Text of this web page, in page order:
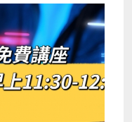
Learning的知識時，
會用Python的sklearn
的pine script也可寫
略時很有幫助，例如
個問題，同一樣的準
RSI跌至30後就會反